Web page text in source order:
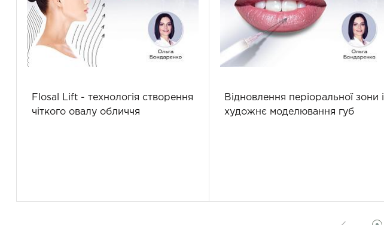
Flosal Lift - технологія створення
чіткого овалу обличчя
Відновлення періоральної зони і
художнє моделювання губ